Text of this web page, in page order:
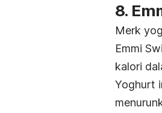
8.
Merk
Emmi
kalori
Yoghurt